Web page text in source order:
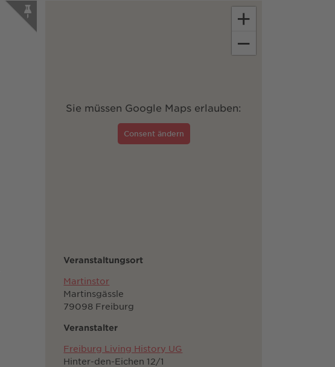
Sie müssen Google Maps erlauben:
Consent ändern
+
−
Veranstaltungsort
Martinstor
Martinsgässle
79098 Freiburg
Veranstalter
Freiburg Living History UG
Hinter-den-Eichen 12/1